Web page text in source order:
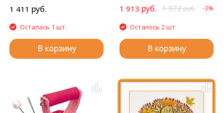
стилус, воск, маркированные
пакетики со стразами. Cтразы
квадратные: 27 цветов
1 411 руб.
Осталась 1 шт.
В корзину
стилус, воск, маркированные
пакетики со стразами. Cтразы
квадратные: 26 цветов
1 913 руб. 1 972руб. -3%
Осталось 2 шт.
В корзину